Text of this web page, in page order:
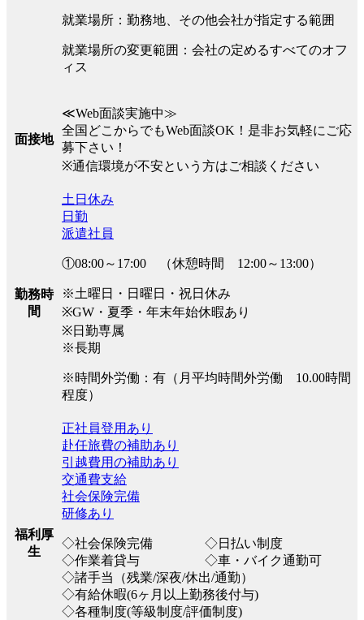
就業場所：勤務地、その他会社が指定する範囲
就業場所の変更範囲：会社の定めるすべてのオフ
ィス
面接地
≪Web面談実施中≫
全国どこからでもWeb面談OK！是非お気軽にご応
募下さい！
※通信環境が不安という方はご相談ください
勤務時
間
土日休み
日勤
派遣社員
①08:00～17:00 （休憩時間 12:00～13:00）
※土曜日・日曜日・祝日休み
※GW・夏季・年末年始休暇あり
※日勤専属
※長期
※時間外労働：有（月平均時間外労働 10.00時間
程度）
福利厚
生
正社員登用あり
赴任旅費の補助あり
引越費用の補助あり
交通費支給
社会保険完備
研修あり
◇社会保険完備 ◇日払い制度
◇作業着貸与 ◇車・バイク通勤可
◇諸手当（残業/深夜/休出/通勤）
◇有給休暇(6ヶ月以上勤務後付与)
◇各種制度(等級制度/評価制度)